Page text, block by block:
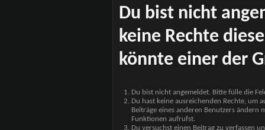
Du bist nicht
keine Rechte
könnte einer der
Du bist nicht angemeldet. Bitte fülle die
Du hast keine ausreichenden Rechte, um
Beiträge eines anderen Benutzers
Funktionen aufrufst.
Du versuchst einen Beitrag zu verfassen